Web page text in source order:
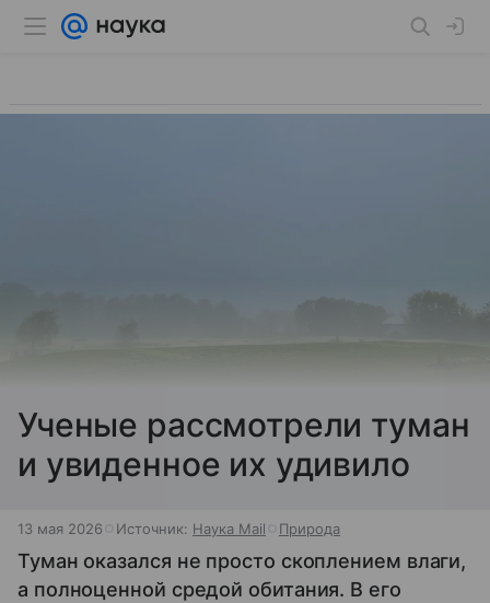
Ученые рассмотрели туман
и увиденное их удивило
13 мая 2026 Источник: Наука Mail Природа
Туман оказался не просто скоплением влаги,
а полноценной средой обитания. В его